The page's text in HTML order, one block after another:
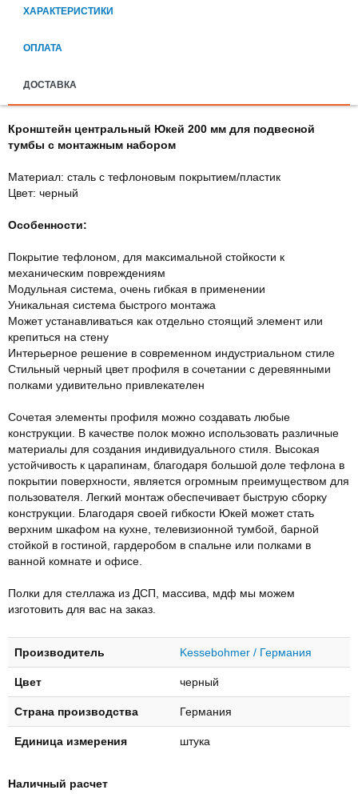
ХАРАКТЕРИСТИКИ
ОПЛАТА
ДОСТАВКА
Кронштейн центральный Юкей 200 мм для подвесной
тумбы с монтажным набором
Материал: сталь с тефлоновым покрытием/пластик
Цвет: черный
Особенности:
Покрытие тефлоном, для максимальной стойкости к
механическим повреждениям
Модульная система, очень гибкая в применении
Уникальная система быстрого монтажа
Может устанавливаться как отдельно стоящий элемент или
крепиться на стену
Интерьерное решение в современном индустриальном стиле
Стильный черный цвет профиля в сочетании с деревянными
полками удивительно привлекателен
Сочетая элементы профиля можно создавать любые
конструкции. В качестве полок можно использовать различные
материалы для создания индивидуального стиля. Высокая
устойчивость к царапинам, благодаря большой доле тефлона в
покрытии поверхности, является огромным преимуществом для
пользователя. Легкий монтаж обеспечивает быструю сборку
конструкции. Благодаря своей гибкости Юкей может стать
верхним шкафом на кухне, телевизионной тумбой, барной
стойкой в гостиной, гардеробом в спальне или полками в
ванной комнате и офисе.
Полки для стеллажа из ДСП, массива, мдф мы можем
изготовить для вас на заказ.
Производитель Kessebohmer / Германия
Цвет черный
Страна производства Германия
Единица измерения штука
Наличный расчет